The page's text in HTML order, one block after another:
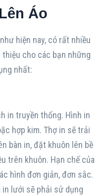
Áo
hiện nay, có rất nhiều
thiệu cho các bạn những
nhất:
in truyền thống. Hình in
hợp kim. Thợ in sẽ trải
bàn in, đặt khuôn lên bề
trên khuôn. Hạn chế của
hình đơn giản, đơn sắc.
in lưới sẽ phải sử dụng